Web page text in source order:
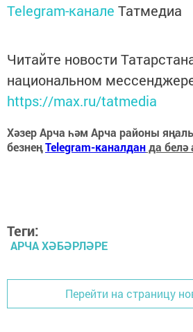
Telegram-канале Татмедиа
Читайте новости
национальном
https://max.ru/tatmedia
Хәзер Арча һәм Арча районы
безнеңTelegram-каналданда белә
Теги:
АРЧА ХӘБӘРЛӘРЕ
Перейти на страницу